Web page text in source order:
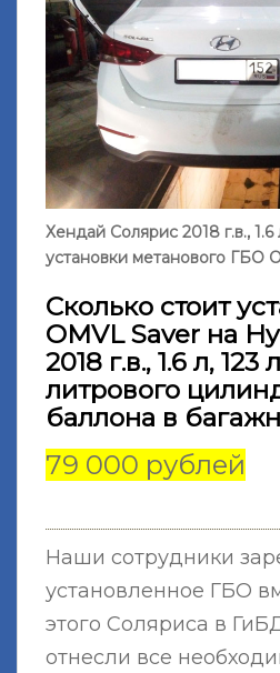
Хендай Солярис 2018 г.в., 1.6
установки метанового ГБО
Сколько стоит
OMVL Saver на
2018 г.в., 1.6 л, 123
литрового
баллона в
79 000 рублей
Наши сотрудники
установленное ГБО
этого Соляриса в
отнесли все